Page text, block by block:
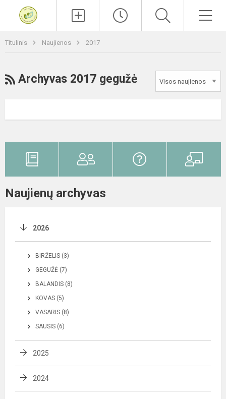
Titulinis Naujienos 2017
RSS
Archyvas 2017 gegužė
Naujienų archyvas
2026
BIRŽELIS (3)
GEGUŽĖ (7)
BALANDIS (8)
KOVAS (5)
VASARIS (8)
SAUSIS (6)
2025
2024